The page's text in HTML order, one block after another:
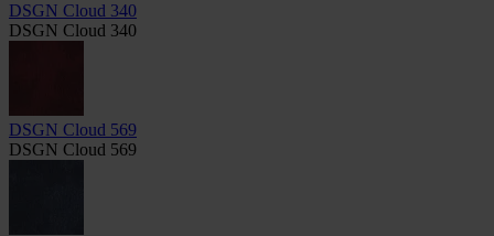
DSGN Cloud 340
DSGN Cloud 340
DSGN Cloud 569
DSGN Cloud 569